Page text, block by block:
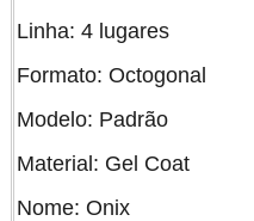
Linha: 4 lugares
Formato: Octogonal
Modelo: Padrão
Material: Gel Coat
Nome: Onix